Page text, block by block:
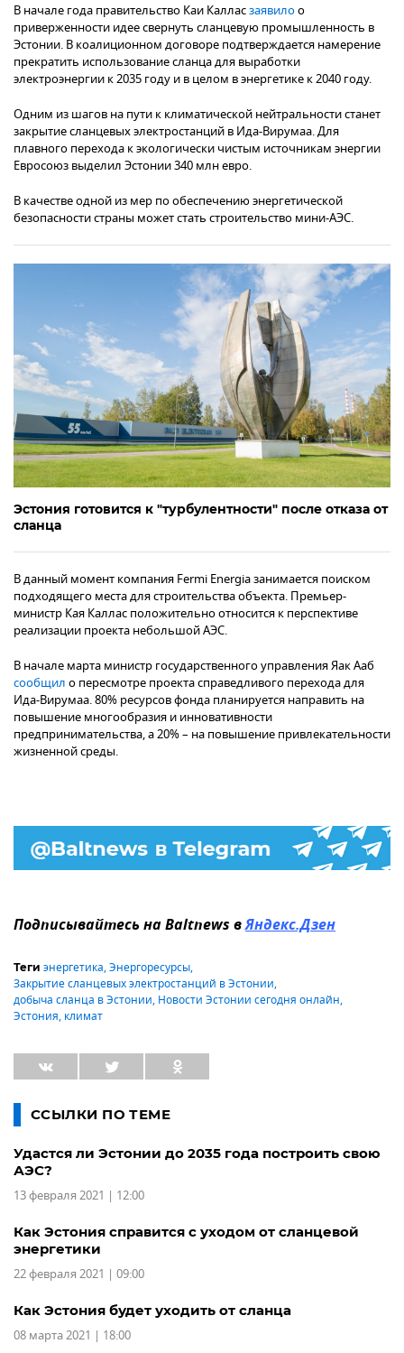
В начале года правительство Каи Калласзаявилоо
приверженности идее свернуть сланцевую промышленность в
Эстонии. В коалиционном договоре подтверждается намерение
прекратить использование сланца для выработки
электроэнергии к 2035 году и в целом в энергетике к 2040 году.
Одним из шагов на пути к климатической нейтральности станет
закрытие сланцевых электростанций в Ида-Вирумаа. Для
плавного перехода к экологически чистым источникам энергии
Евросоюз выделил Эстонии 340 млн евро.
В качестве одной из мер по обеспечению энергетической
безопасности страны может стать строительство мини-АЭС.
Эстония готовится к "турбулентности" после отказа от
сланца
В данный момент компания Fermi Energia занимается поиском
подходящего места для строительства объекта. Премьер-
министр Кая Каллас положительно относится к перспективе
реализации проекта небольшой АЭС.
В начале марта министр государственного управления Яак Ааб
сообщил о пересмотре проекта справедливого перехода для
Ида-Вирумаа. 80% ресурсов фонда планируется направить на
повышение многообразия и инновативности
предпринимательства, а 20% – на повышение привлекательности
жизненной среды.
Подписывайтесь на Baltnews вЯндекс.Дзен
Теги энергетика,Энергоресурсы,
Закрытие сланцевых электростанций в Эстонии,
добыча сланца в Эстонии, Новости Эстонии сегодня онлайн,
Эстония, климат
ССЫЛКИ ПО ТЕМЕ
Удастся ли Эстонии до 2035 года построить свою
АЭС?
13 февраля 2021 | 12:00
Как Эстония справится с уходом от сланцевой
энергетики
22 февраля 2021 | 09:00
Как Эстония будет уходить от сланца
08 марта 2021 | 18:00